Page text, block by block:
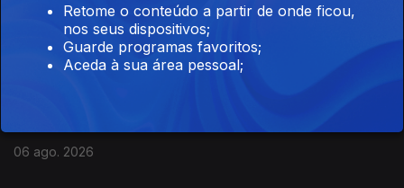
06 ago. 2026
06 ago. 2026
Retome o conteúdo a partir de onde ficou,
nos seus dispositivos;
Guarde programas favoritos;
Aceda à sua área pessoal;